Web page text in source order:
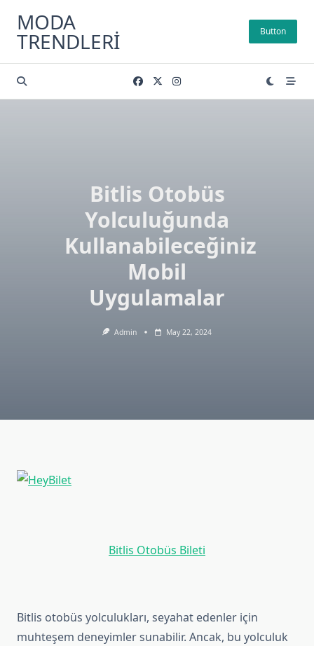
content
MODA
TRENDLERI Button
Bitlis Otobüs
Yolculuğunda
Kullanabileceğiniz
Mobil
Uygulamalar
Admin May 22, 2024
Bitlis Otobüs Bileti
Bitlis otobüs yolculukları, seyahat edenler için
muhteşem deneyimler sunabilir. Ancak, bu yolculuk